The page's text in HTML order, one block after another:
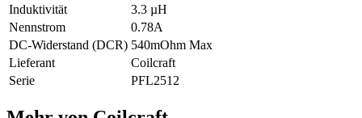
Induktivität
3.3 µH
Nennstrom
0.78A
DC-Widerstand (DCR) 540mOhm Max
Lieferant
Coilcraft
Serie
PFL2512